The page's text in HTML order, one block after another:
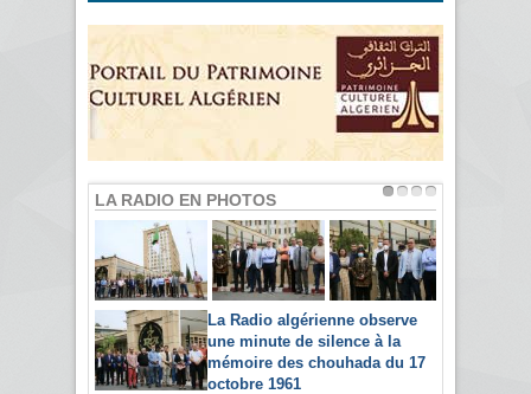
LA RADIO EN PHOTOS
La Radio algérienne observe
une minute de silence à la
mémoire des chouhada du 17
octobre 1961